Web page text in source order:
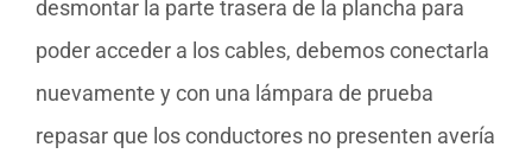
desmontar la parte trasera de la plancha para
poder acceder a los cables, debemos conectarla
nuevamente y con una lámpara de prueba
repasar que los conductores no presenten avería